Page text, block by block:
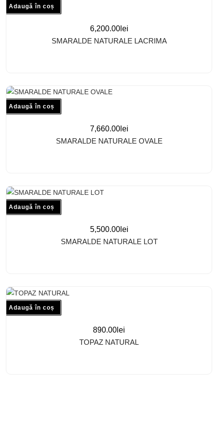
Adaugă în coș
6,200.00lei
SMARALDE NATURALE LACRIMA
Adaugă în coș
7,660.00lei
SMARALDE NATURALE OVALE
Adaugă în coș
5,500.00lei
SMARALDE NATURALE LOT
Adaugă în coș
890.00 lei
TOPAZ NATURAL